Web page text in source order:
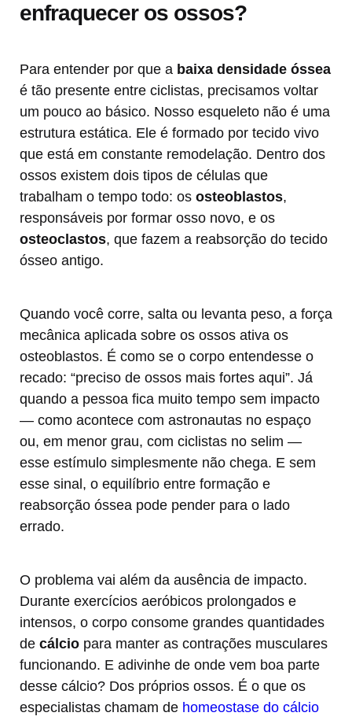
enfraquecer os ossos?
Para entender por que a baixa densidade óssea
é tão presente entre ciclistas, precisamos voltar
um pouco ao básico. Nosso esqueleto não é uma
estrutura estática. Ele é formado por tecido vivo
que está em constante remodelação. Dentro dos
ossos existem dois tipos de células que
trabalham o tempo todo: os osteoblastos,
responsáveis por formar osso novo, e os
osteoclastos, que fazem a reabsorção do tecido
ósseo antigo.
Quando você corre, salta ou levanta peso, a força
mecânica aplicada sobre os ossos ativa os
osteoblastos. É como se o corpo entendesse o
recado: “preciso de ossos mais fortes aqui”. Já
quando a pessoa fica muito tempo sem impacto
— como acontece com astronautas no espaço
ou, em menor grau, com ciclistas no selim —
esse estímulo simplesmente não chega. E sem
esse sinal, o equilíbrio entre formação e
reabsorção óssea pode pender para o lado
errado.
O problema vai além da ausência de impacto.
Durante exercícios aeróbicos prolongados e
intensos, o corpo consome grandes quantidades
de cálcio para manter as contrações musculares
funcionando. E adivinhe de onde vem boa parte
desse cálcio? Dos próprios ossos. É o que os
especialistas chamam de homeostase do cálcio